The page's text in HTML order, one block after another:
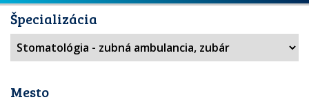
Špecializácia
Mesto